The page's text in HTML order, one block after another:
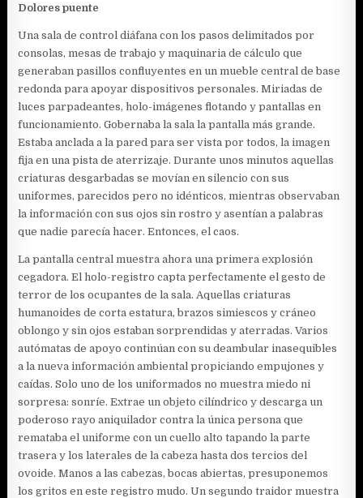
Dolores puente
Una sala de control diáfana con los pasos delimitados por
consolas, mesas de trabajo y maquinaria de cálculo que
generaban pasillos confluyentes en un mueble central de base
redonda para apoyar dispositivos personales. Miriadas de
luces parpadeantes, holo-imágenes flotando y pantallas en
funcionamiento. Gobernaba la sala la pantalla más grande.
Estaba anclada a la pared para ser vista por todos, la imagen
fija en una pista de aterrizaje. Durante unos minutos aquellas
criaturas desgarbadas se movían en silencio con sus
uniformes, parecidos pero no idénticos, mientras observaban
la información con sus ojos sin rostro y asentían a palabras
que nadie parecía hacer. Entonces, el caos.
La pantalla central muestra ahora una primera explosión
cegadora. El holo-registro capta perfectamente el gesto de
terror de los ocupantes de la sala. Aquellas criaturas
humanoides de corta estatura, brazos simiescos y cráneo
oblongo y sin ojos estaban sorprendidas y aterradas. Varios
autómatas de apoyo continúan con su deambular inasequibles
a la nueva información ambiental propiciando empujones y
caídas. Solo uno de los uniformados no muestra miedo ni
sorpresa: sonríe. Extrae un objeto cilíndrico y descarga un
poderoso rayo aniquilador contra la única persona que
remataba el uniforme con un cuello alto tapando la parte
trasera y los laterales de la cabeza hasta dos tercios del
ovoide. Manos a las cabezas, bocas abiertas, presuponemos
los gritos en este registro mudo. Un segundo traidor muestra